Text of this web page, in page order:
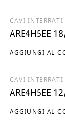
AGGIUNGI AL
CAVI INTERRATI
ARE4H5EE
AGGIUNGI AL
CAVI INTERRATI
ARE4H5EE